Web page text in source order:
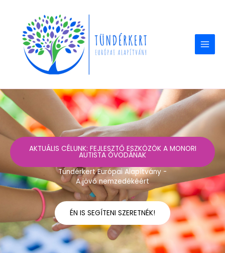
content
AKTUÁLIS CÉLUNK: FEJLESZTŐ ESZKÖZÖK A MONORI
AUTISTA ÓVODÁNAK
Tündérkert Európai Alapítvány -
A jövő nemzedékéért
ÉN IS SEGÍTENI SZERETNÉK!